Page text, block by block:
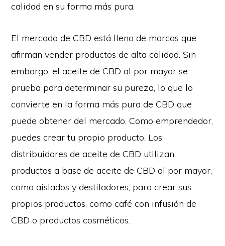
calidad en su forma más pura.
El mercado de CBD está lleno de marcas que
afirman vender productos de alta calidad. Sin
embargo, el aceite de CBD al por mayor se
prueba para determinar su pureza, lo que lo
convierte en la forma más pura de CBD que
puede obtener del mercado. Como emprendedor,
puedes crear tu propio producto. Los
distribuidores de aceite de CBD utilizan
productos a base de aceite de CBD al por mayor,
como aislados y destiladores, para crear sus
propios productos, como café con infusión de
CBD o productos cosméticos.